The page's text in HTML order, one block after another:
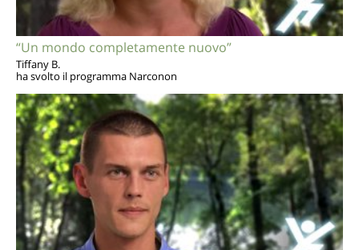
“Un mondo completamente nuovo”
Tiffany B.
ha svolto il programma Narconon